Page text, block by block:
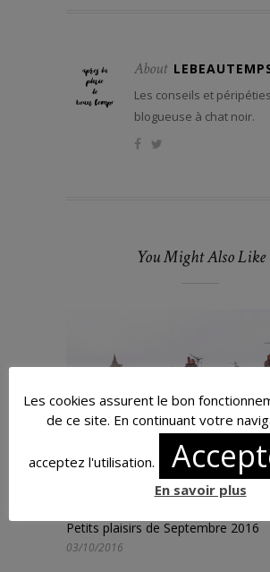
About
Les conseils et
blogueuse à chat noir.
You Might Also Like
Petits plaisirs de Septembre 2016
03/10/2016
Les cookies assurent le bon
de ce site. En continuant votre
acceptez l'utilisation.
En savoir plus